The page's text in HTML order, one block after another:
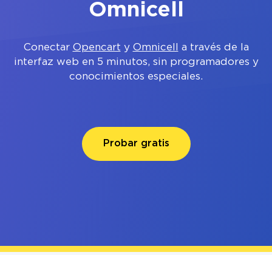
Omnicell
Conectar Opencart y Omnicell
a través de la
interfaz web en 5 minutos, sin programadores y
conocimientos especiales.
Probar gratis